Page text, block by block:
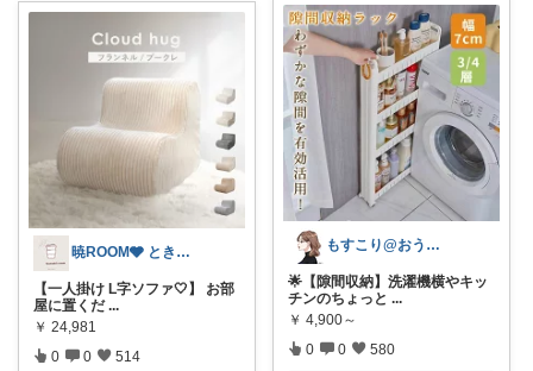
暁ROOM🩶 ときめく暮らしのセレクト
【一人掛け L字ソファ🤍】 お部
屋に置くだ ...
￥ 24,981
0 0 514
もすこり@おうち満喫＆外出頑張る
🌟【隙間収納】洗濯機横やキッ
チンのちょっと ...
￥ 4,900～
0 0 580